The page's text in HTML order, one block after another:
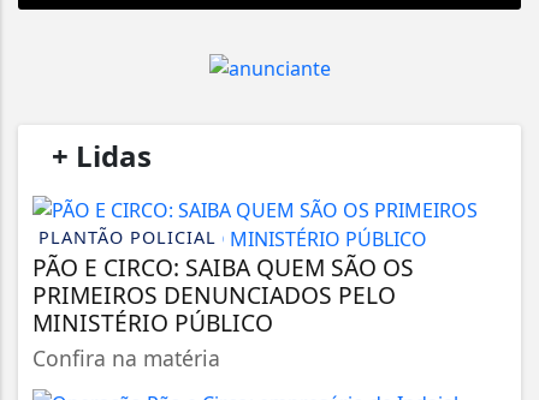
+ Lidas
PLANTÃO POLICIAL
PÃO E CIRCO: SAIBA QUEM SÃO OS
PRIMEIROS DENUNCIADOS PELO
MINISTÉRIO PÚBLICO
Confira na matéria